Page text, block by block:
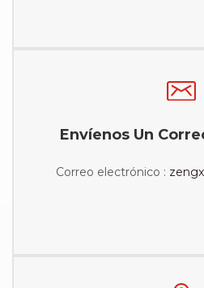
Envíenos Un
Correo electrónico :